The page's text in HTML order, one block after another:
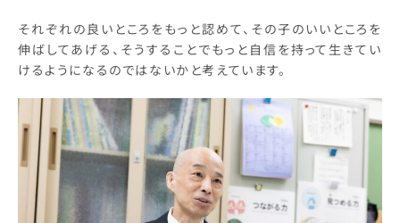
それぞれの良いところをもっと認めて、その子のいいところを
伸ばしてあげる、そうすることでもっと自信を持って生きてい
けるようになるのではないかと考えています。